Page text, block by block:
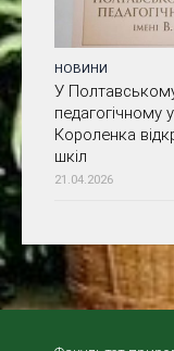
НОВИНИ
У
педагогічному
Короленка
шкіл
21.04.2026